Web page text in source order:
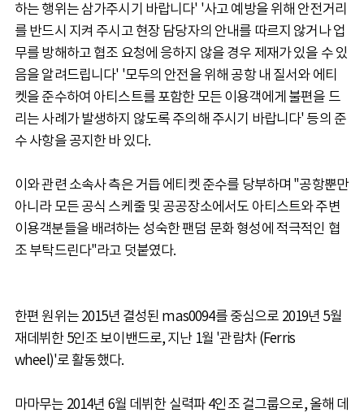
하는 행위는 삼가주시기 바랍니다' '사고 예방을 위해 안전거리
를 반드시 지켜 주시고 현장 담당자의 안내를 따르지 않거나 업
무를 방해하고 협조 요청에 응하지 않을 경우 제재가 있을 수 있
음을 알려드립니다' '모두의 안전을 위해 공항 내 질서와 에티
켓을 준수하여 아티스트를 포함한 모든 이용객에게 불편을 드
리는 사례가 발생하지 않도록 주의해 주시기 바랍니다' 등의 준
수 사항을 공지한 바 있다.
이와 관련 소속사 측은 거듭 에티켓 준수를 당부하며 "공항뿐만
아니라 모든 공식 스케줄 및 공공장소에서도 아티스트와 주변
이용객분들을 배려하는 성숙한 팬덤 문화 형성에 적극적인 협
조 부탁드린다"라고 덧붙였다.
한편 원위는 2015년 결성된 mas0094를 중심으로 2019년 5월
재데뷔한 5인조 보이밴드로, 지난 1월 '관람차 (Ferris
wheel)'로 활동했다.
마마무는 2014년 6월 데뷔한 실력파 4인조 걸그룹으로, 올해 데